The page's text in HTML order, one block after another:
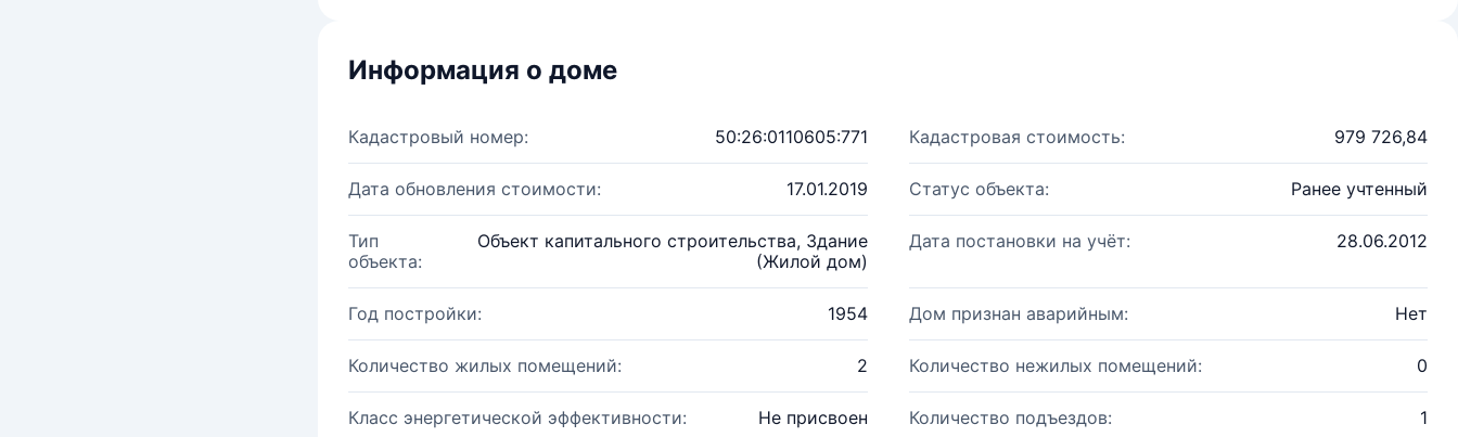
Информация о доме
Кадастровый номер: 50:26:0110605:771 Кадастровая стоимость: 979 726,84
Дата обновления стоимости: 17.01.2019 Статус объекта: Ранее учтенный
Тип
объекта:
Объект капитального строительства, Здание
(Жилой дом)
Дата постановки на учёт: 28.06.2012
Год постройки: 1954 Дом признан аварийным: Нет
Количество жилых помещений: 2 Количество нежилых помещений: 0
Класс энергетической эффективности: Не присвоен Количество подъездов: 1